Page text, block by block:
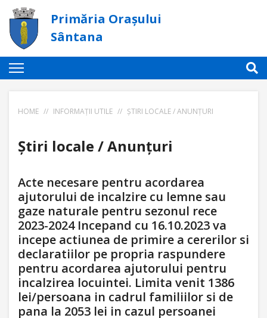
Primăria Orașului
Sântana
HOME // INFORMAȚII UTILE // ȘTIRI LOCALE / ANUNȚURI
Știri locale / Anunțuri
Acte necesare pentru acordarea
ajutorului de incalzire cu lemne sau
gaze naturale pentru sezonul rece
2023-2024 Incepand cu 16.10.2023 va
incepe actiunea de primire a cererilor si
declaratiilor pe propria raspundere
pentru acordarea ajutorului pentru
incalzirea locuintei. Limita venit 1386
lei/persoana in cadrul familiilor si de
pana la 2053 lei in cazul persoanei